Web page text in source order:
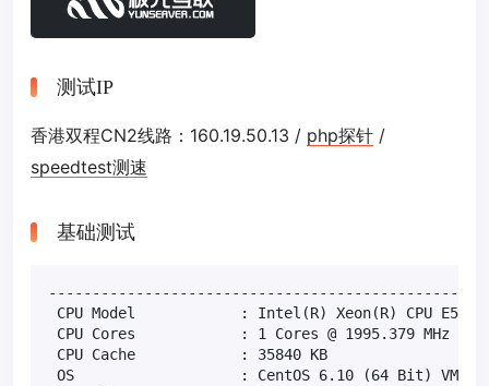
测试IP
香港双程CN2线路：160.19.50.13 / php探针 /
speedtest测速
基础测试
CPU Model            : Intel(R) Xeon(R) CPU E5-
CPU Cores            : 1 Cores @ 1995.379 MHz
CPU Cache            : 35840 KB
OS                   : CentOS 6.10 (64 Bit)